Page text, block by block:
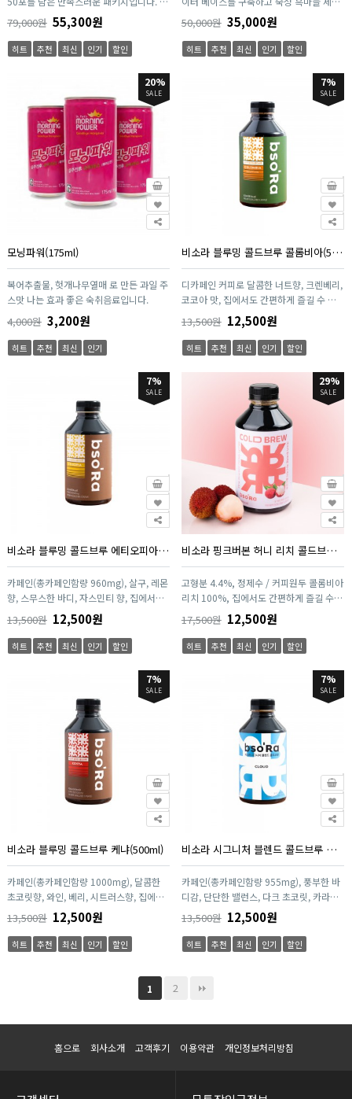
니블랙갈릭은 항산화도 시험에 의한 데이
터 베이스를 구축하고 숙성 흑마늘 제조방
법의 특허기술로 약 25일간 숙성후 다시
장기간 저온숙성 과정을 거쳐 완전한 숙성
흑마늘로 탄생한 우수한 제품입니다. 숙성
을 거친 흑마늘은 마늘의 알싸하고 매운맛
은 사라지고 새콤달콤한 맛으로 재탄생합
다. 맛있게 즐기며 건강까지 챙길수 있도록
흑마늘 원물 그대로를 아낌없이 담았습니
79,000원 55,300원
히트 추천 최신 인기 할인
방법의 특허기술로 약 25일간 숙성후 다시
장기간 저온숙성 과정을 거쳐 완전한 숙성
흑마늘로 탄생한 우수한 제품입니다. 숙성
을 거친 흑마늘은 마늘의 알싸하고 매운맛
은 사라지고 새콤달콤한 맛으로 재탄생합
다. 맛있게 즐기며 건강까지 챙길수 있도록
흑마늘 원물 그대로를 아낌없이 담았습니
50,000원 35,000원
히트 추천 최신 인기 할인
20%
SALE
모닝파워(175ml)
복어추출물, 헛개나무열매 로 만든 과일 주
스맛 나는 효과 좋은 숙취음료입니다.
4,000원 3,200원
히트 추천 최신 인기
7%
SALE
비소라 블루밍 콜드브루 콜롬비아(500ml)
디카페인 커피로 달콤한 너트향, 크렌베리,
코코아 맛, 집에서도 간편하게 즐길 수 있
는 프리미엄 커피 2. 신선한 원두를 사용하
여 추출하였습니다. 3. 맛과 향을 UP시키
기 위해 압력식 추출법으로 추출한 원액입
니다. 4. 건강한 콜드브루커피로 다른 첨가
물이 없는 원액입니다. 5. HACCP 시설에
서 위생적으로 추출하였습니다.
13,500원 12,500원
히트 추천 최신 인기 할인
7%
SALE
비소라 블루밍 콜드브루 에티오피아(500ml)
카페인(총카페인함량 960mg), 살구, 레몬
향, 스무스한 바디, 자스민티 향, 집에서도
간편하게 즐길 수 있는 프리미엄 커피 2.
신선한 원두를 사용하여 추출하였습니다.
3. 맛과 향을 UP시키기 위해 압력식 추출
법으로 추출한 원액입니다. 4. 건강한 콜드
브루커피로 다른 첨가물이 없는 원액입니
13,500원 12,500원
히트 추천 최신 인기 할인
29%
SALE
비소라 핑크버본 허니 리치 콜드브루(500ml)
고형분 4.4%, 정제수 / 커피원두 콜롬비아
리치 100%, 집에서도 간편하게 즐길 수
있는 프리미엄 커피 2. 신선한 원두를 사용
하여 추출하였습니다. 3. 맛과 향을 UP시
키기 위해 압력식 추출법으로 추출한 원액
입니다. 4. 건강한 콜드브루커피로 다른 첨
17,500원 12,500원
히트 추천 최신 인기 할인
7%
SALE
비소라 블루밍 콜드브루 케냐(500ml)
카페인(총카페인함량 1000mg), 달콤한
초코릿향, 와인, 베리, 시트러스향, 집에서
도 간편하게 즐길 수 있는 프리미엄 커피
2. 신선한 원두를 사용하여 추출하였습니
다. 3. 맛과 향을 UP시키기 위해 압력식 추
출법으로 추출한 원액입니다. 4. 건강한 콜
13,500원 12,500원
히트 추천 최신 인기 할인
7%
SALE
비소라 시그니처 블렌드 콜드브루 클라우드(500ml)
카페인(총카페인함량 955mg), 풍부한 바
디감, 단단한 밸런스, 다크 초코릿, 카라멜
향, 집에서도 간편하게 즐길 수 있는 프리
미엄 커피 2. 신선한 원두를 사용하여 추출
하였습니다. 3. 맛과 향을 UP시키기 위해
압력식 추출법으로 추출한 원액입니다. 4.
는 원액입니다. 5. HACCP 시설에서 위생
13,500원 12,500원
히트 추천 최신 인기 할인
1 2
홈으로 회사소개 고객후기 이용약관 개인정보처리방침